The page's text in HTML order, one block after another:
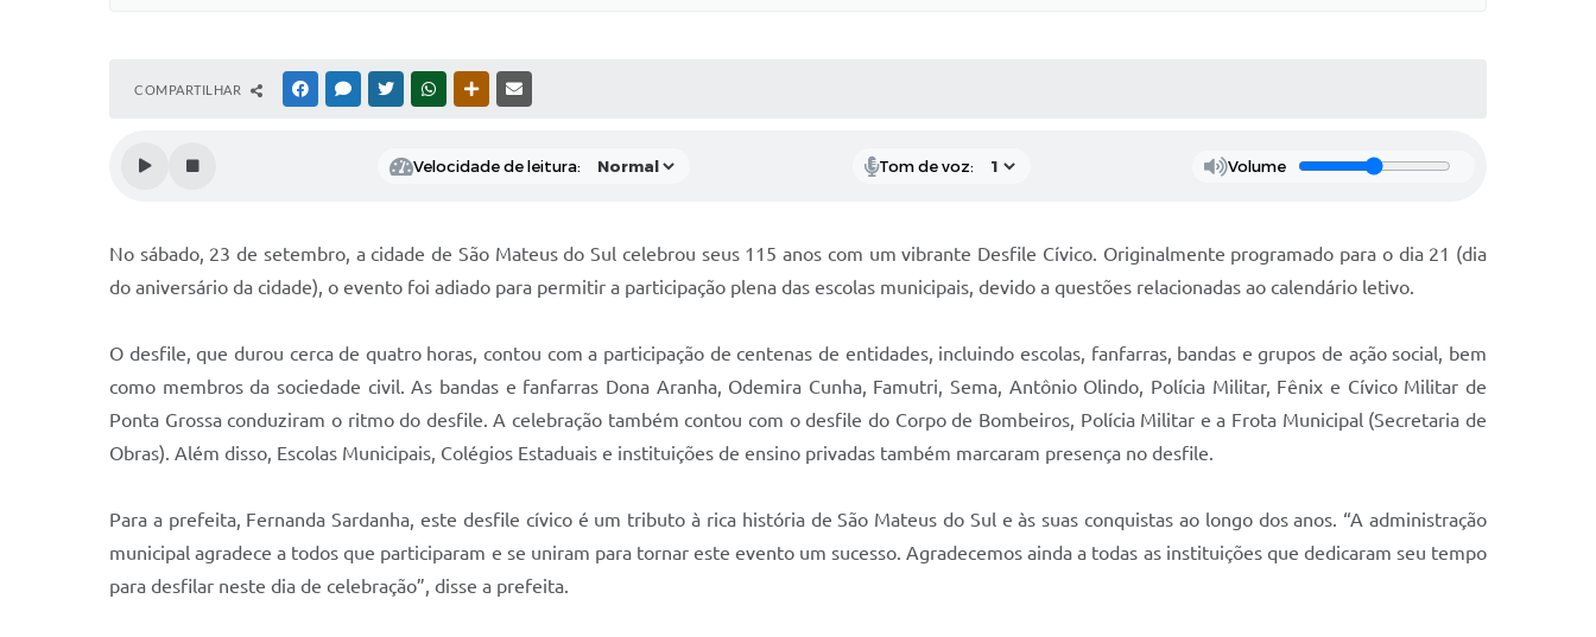
COMPARTILHAR FACEBOOKMESSENGER
TWITTERWHATSAPPOUTRAS MÍDIAS
Velocidade de leitura: Tom de voz: Volume
No sábado, 23 de setembro, a cidade de São Mateus do Sul celebrou seus 115 anos com um vibrante Desfile Cívico. Originalmente programado para o dia 21 (dia
do aniversário da cidade), o evento foi adiado para permitir a participação plena das escolas municipais, devido a questões relacionadas ao calendário letivo.
O desfile, que durou cerca de quatro horas, contou com a participação de centenas de entidades, incluindo escolas, fanfarras, bandas e grupos de ação social, bem
como membros da sociedade civil. As bandas e fanfarras Dona Aranha, Odemira Cunha, Famutri, Sema, Antônio Olindo, Polícia Militar, Fênix e Cívico Militar de
Ponta Grossa conduziram o ritmo do desfile. A celebração também contou com o desfile do Corpo de Bombeiros, Polícia Militar e a Frota Municipal (Secretaria de
Obras). Além disso, Escolas Municipais, Colégios Estaduais e instituições de ensino privadas também marcaram presença no desfile.
Para a prefeita, Fernanda Sardanha, este desfile cívico é um tributo à rica história de São Mateus do Sul e às suas conquistas ao longo dos anos. “A administração
municipal agradece a todos que participaram e se uniram para tornar este evento um sucesso. Agradecemos ainda a todas as instituições que dedicaram seu tempo
para desfilar neste dia de celebração”, disse a prefeita.